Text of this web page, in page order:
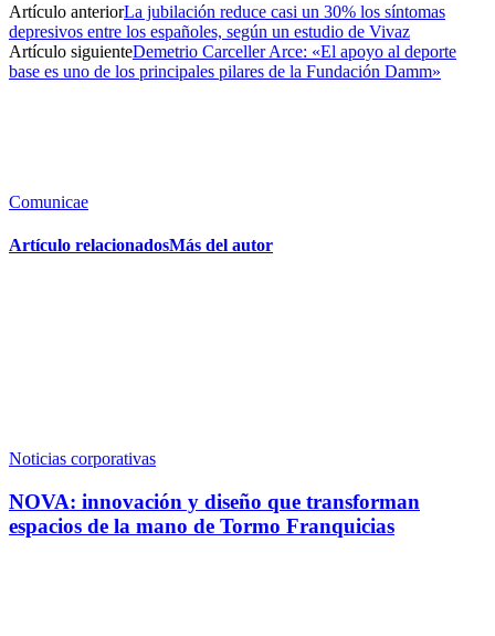
Artículo anteriorLa jubilación reduce casi un 30% los síntomas
depresivos entre los españoles, según un estudio de Vivaz
Artículo siguienteDemetrio Carceller Arce: «El apoyo al deporte
base es uno de los principales pilares de la Fundación Damm»
Comunicae
Artículo relacionadosMás del autor
Noticias corporativas
NOVA: innovación y diseño que transforman
espacios de la mano de Tormo Franquicias